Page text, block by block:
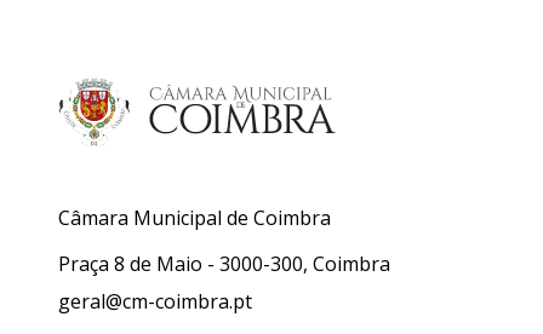
Câmara Municipal de Coimbra
Praça 8 de Maio - 3000-300, Coimbra
geral@cm-coimbra.pt